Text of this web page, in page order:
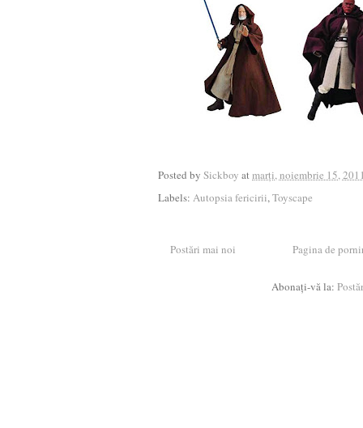
Posted by Sickboy atmarți, noiembrie 15,
Labels: Autopsia fericirii,Toyscape
Postări mai noi Pagina de
Abonați-vă la: